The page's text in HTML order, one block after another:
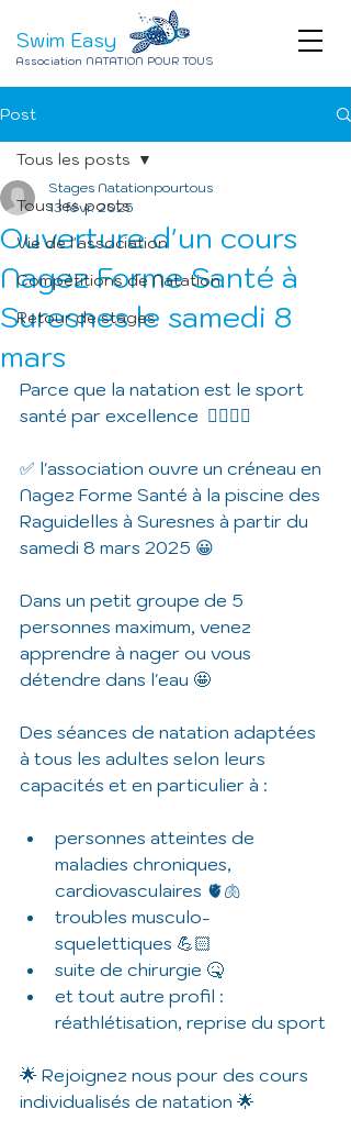
Swim Easy
Association NATATION POUR TOUS
Post
Tous les posts
Vie de l'association
Compétitions de Natation
Retour de stages
Tous les posts
Ouverture d'un cours
Nagez Forme Santé à
Suresnes le samedi 8
mars
Stages Natationpourtous
13 févr. 2025
Parce que la natation est le sport
santé par excellence  🏊‍♀️🏊‍♂️
✅ l'association ouvre un créneau en
Nagez Forme Santé à la piscine des
Raguidelles à Suresnes à partir du
samedi 8 mars 2025 😀
Dans un petit groupe de 5
personnes maximum, venez
apprendre à nager ou vous
détendre dans l'eau 🤩
Des séances de natation adaptées
à tous les adultes selon leurs
capacités et en particulier à :
personnes atteintes de
maladies chroniques,
cardiovasculaires 🫀🫁
troubles musculo-
squelettiques 💪🏻
suite de chirurgie 🤒
et tout autre profil :
réathlétisation, reprise du sport
🌟 Rejoignez nous pour des cours
individualisés de natation 🌟